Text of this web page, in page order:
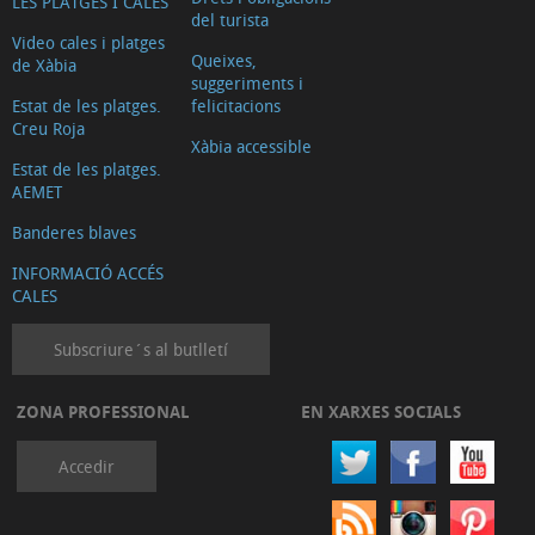
Posidònia
gastronomia
és
fràgil
no
és
canvi
Posidònia
és
Video cales i platges
de Xàbia
Estat de les platges.
Creu Roja
Estat de les platges.
AEMET
Banderes blaves
INFORMACIÓ ACCÉS
CALES
del turista
Queixes,
suggeriments i
felicitacions
Xàbia accessible
Subscriure´s al butlletí
ZONA PROFESSIONAL
Accedir
EN XARXES SOCIALS